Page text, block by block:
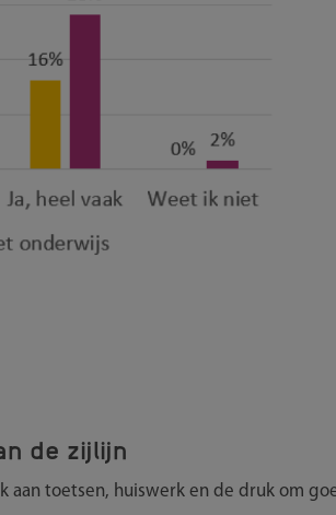
de zijlijn
aan toetsen, huiswerk en de druk om